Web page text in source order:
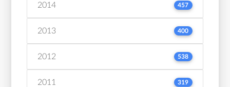
2014 457
2013 400
2012 538
2011 319